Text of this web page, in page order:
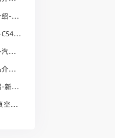
CIMT2025-寄语-恩盛德-展品介绍-专注于切削刀具研发、生产与销售
CIMT2025-展品介绍-长鹰硬科-CS43棒材牌号-五彩金刚系列-金属陶瓷等
CIMT2025-展品介绍-森泰英格-汽车行业零件加工-车削加工整体解决方案
CIMT2025-寄语-牧野精机-展品介绍-最新磨削软件-高精密极小径数控工具磨床-六轴数控工具磨床
CIMT2025-寄语-卓勒-展品介绍-新型刀具热缩系统-刀具平衡系统-刀柄
CIMT2025-寄语-华升-MD500真空镀膜设备-钢件通用加工王者-HAE 涂层